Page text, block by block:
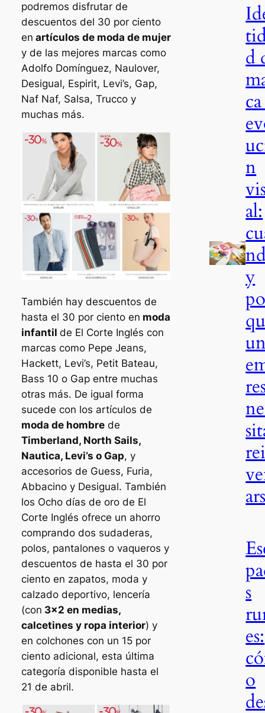
podremos disfrutar de
descuentos del 30 por ciento
en artículos de moda de mujer
y de las mejores marcas como
Adolfo Domínguez, Naulover,
Desigual, Espirit, Levi’s, Gap,
Naf Naf, Salsa, Trucco y
muchas más.
También hay descuentos de
hasta el 30 por ciento en moda
infantil de El Corte Inglés con
marcas como Pepe Jeans,
Hackett, Levi’s, Petit Bateau,
Bass 10 o Gap entre muchas
otras más. De igual forma
sucede con los artículos de
moda de hombrede
Timberland, North Sails,
Nautica, Levi’s o Gap, y
accesorios de Guess, Furia,
Abbacino y Desigual. También
los Ocho días de oro de El
Corte Inglés ofrece un ahorro
comprando dos sudaderas,
polos, pantalones o vaqueros y
descuentos de hasta el 30 por
ciento en zapatos, moda y
calzado deportivo, lencería
(con 3×2 en medias,
calcetines y ropa interior) y
en colchones con un 15 por
ciento adicional, esta última
categoría disponible hasta el
21 de abril.
d
n
al:
y
s
es:
o